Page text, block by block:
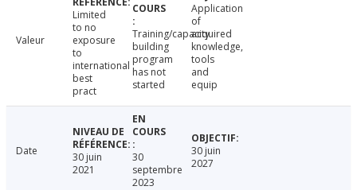
Valeur
Limited
to no
exposure
to
international
best
pract
Training/capacity
building
program
has not
started
Application
of
acquired
knowledge,
tools
and
equip
Date
30 juin
2021
30
septembre
2023
30 juin
2027